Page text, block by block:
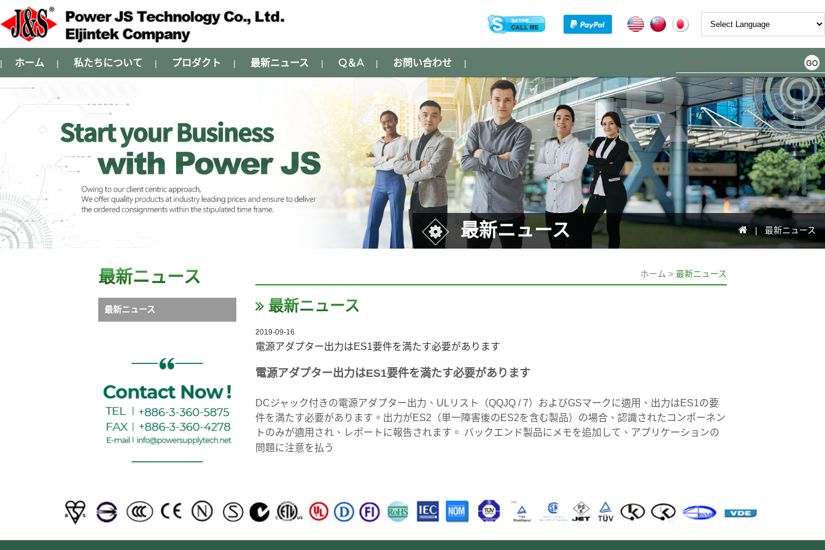
Powered by
| ホーム | 私たちについて | プロダクト | 最新ニュース | Q＆A | お問い合わせ |
最新ニュース | 最新ニュース
ホーム > 最新ニュース
最新ニュース
2019-09-16
電源アダプター出力はES1要件を満たす必要があります
電源アダプター出力はES1要件を満たす必要があります
DCジャック付きの電源アダプター出力、ULリスト（QQJQ / 7）およびGSマークに適用、出力はES1の要
件を満たす必要があります。出力がES2（単一障害後のES2を含む製品）の場合、認識されたコンポーネン
トのみが適用され、レポートに報告されます。 バックエンド製品にメモを追加して、アプリケーションの
問題に注意を払う
最新ニュース
最新ニュース